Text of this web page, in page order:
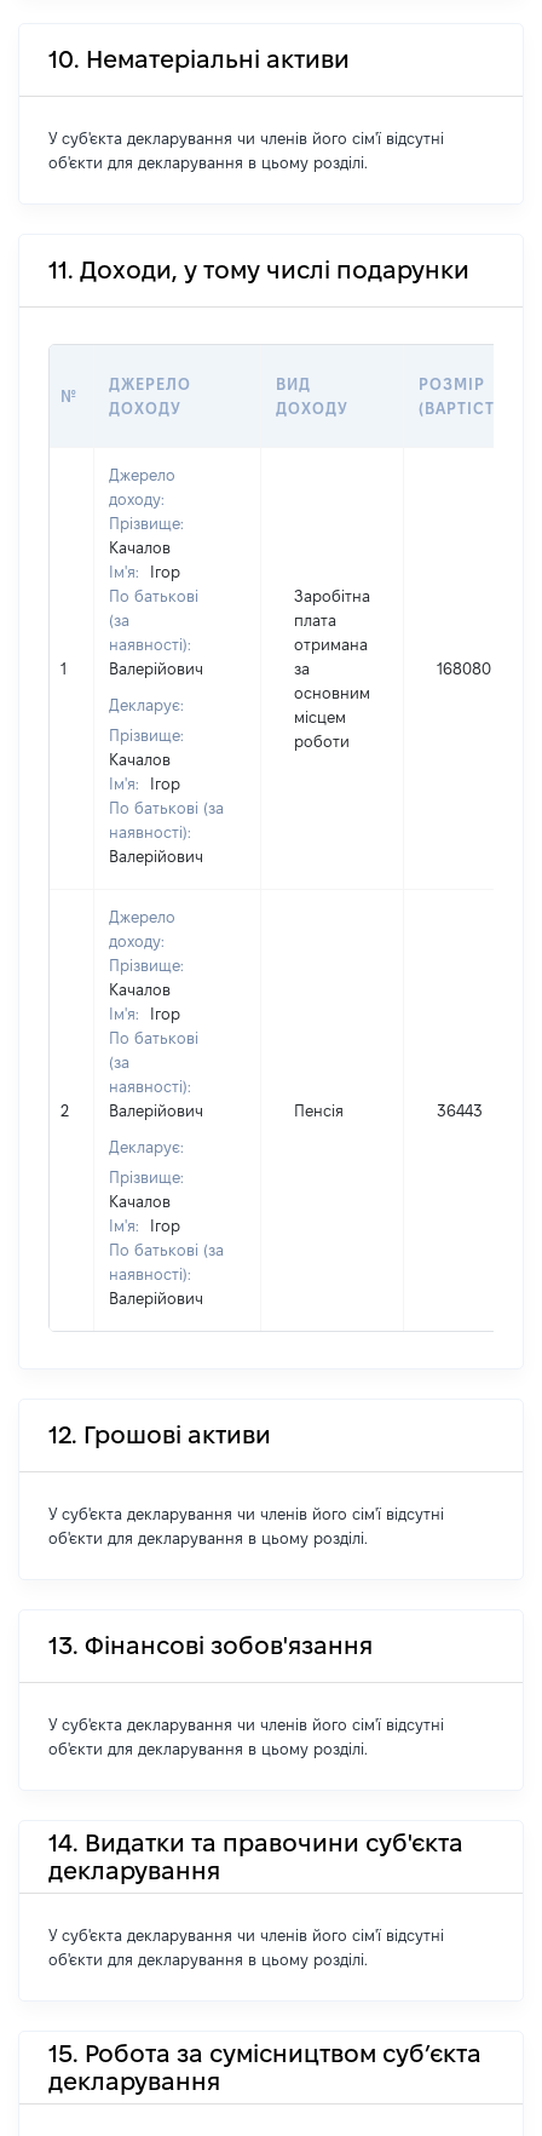
10. Нематеріальні активи
У суб'єкта декларування чи членів його сім'ї відсутні
об'єкти для декларування в цьому розділі.
11. Доходи, у тому числі подарунки
№
ДЖЕРЕЛО
ДОХОДУ
ВИД
ДОХОДУ
РОЗМІР
(ВАРТІСТЬ)
1
Джерело
доходу:
Прізвище:
Качалов
Ім'я:
Ігор
По батькові
(за
наявності):
Валерійович
Декларує:
Прізвище:
Качалов
Ім'я:
Ігор
По батькові (за
наявності):
Валерійович
Заробітна
плата
отримана
за
основним
місцем
роботи
168080
2
Джерело
доходу:
Прізвище:
Качалов
Ім'я:
Ігор
По батькові
(за
наявності):
Валерійович
Декларує:
Прізвище:
Качалов
Ім'я:
Ігор
По батькові (за
наявності):
Валерійович
Пенсія 36443
12. Грошові активи
У суб'єкта декларування чи членів його сім'ї відсутні
об'єкти для декларування в цьому розділі.
13. Фінансові зобов'язання
У суб'єкта декларування чи членів його сім'ї відсутні
об'єкти для декларування в цьому розділі.
14. Видатки та правочини суб'єкта
декларування
У суб'єкта декларування чи членів його сім'ї відсутні
об'єкти для декларування в цьому розділі.
15. Робота за сумісництвом суб’єкта
декларування